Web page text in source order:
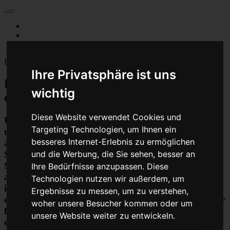
Ihre Privatsphäre ist uns
wichtig
Diese Website verwendet Cookies und
Targeting Technologien, um Ihnen ein
besseres Internet-Erlebnis zu ermöglichen
und die Werbung, die Sie sehen, besser an
Ihre Bedürfnisse anzupassen. Diese
Technologien nutzen wir außerdem, um
Ergebnisse zu messen, um zu verstehen,
woher unsere Besucher kommen oder um
unsere Website weiter zu entwickeln.
Fahrzeugmarken
PKW Chip Tuning Leistungssteigerung
oder Austauschgerät KVA
Unser Betrieb steht für kostengünstige Prüfungen
und Reparaturen von Steuergeräten aller Art, unter
anderem von Motor-Steuergeräten, Airbag-
Steuergeräten, ABS-Steuergeräten uvm.
STEUBEL® verfügt dabei über viel Erfahrung und
ausgewiesene Expertise bei PKW-Steuergeräten und
insbesondere Motor-steuergeräte Reparaturen. So
ermöglicht STEUBEL® eine Steuergeräte Reparatur
für nahezu aller Hersteller und Fahrzeugarten - sei
es Motorrad oder LKW. Auch die Reparatur von